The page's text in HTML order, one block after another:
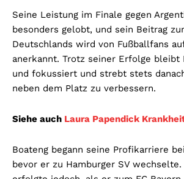
Seine Leistung im Finale gegen
besonders gelobt, und sein Beitrag
Deutschlands wird von Fußballfans
anerkannt. Trotz seiner Erfolge bleibt
und fokussiert und strebt stets
neben dem Platz zu verbessern.
Siehe auch Laura Papendick
Boateng begann seine Profikarriere
bevor er zu Hamburger SV